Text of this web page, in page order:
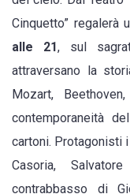
Cinquetto” regalerà
alle 21, sul
attraversano la
Mozart,
contemporaneità
cartoni. Protagonisti
Casoria,
contrabbasso di